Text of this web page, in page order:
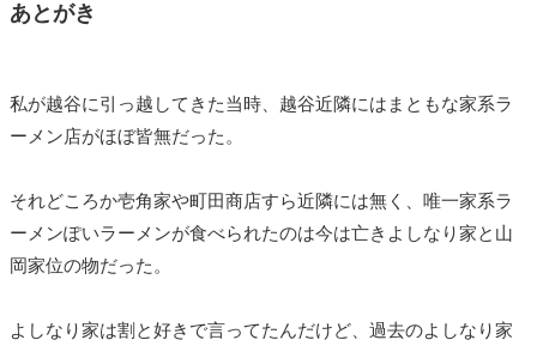
あとがき
私が越谷に引っ越してきた当時、越谷近隣にはまともな家系ラ
ーメン店がほぼ皆無だった。
それどころか壱角家や町田商店すら近隣には無く、唯一家系ラ
ーメンぽいラーメンが食べられたのは今は亡きよしなり家と山
岡家位の物だった。
よしなり家は割と好きで言ってたんだけど、過去のよしなり家